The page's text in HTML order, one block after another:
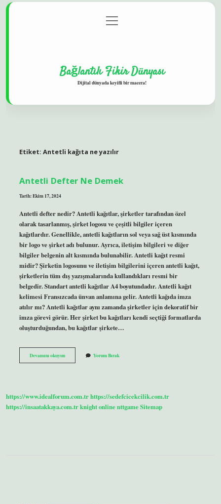
Gizlilik Politikası
menüyü
aç
Bağlantılı Fikir Dünyası
Dijital dünyada keyifli bir macera!
Etiket: Antetli kağıta ne yazılır
Antetli Defter Ne Demek
Tarih: Ekim 17, 2024
Antetli defter nedir? Antetli kağıtlar, şirketler tarafından özel
olarak tasarlanmış, şirket logosu ve çeşitli bilgiler içeren
kağıtlardır. Genellikle, antetli kağıtların sol veya sağ üst kısmında
bir logo ve şirket adı bulunur. Ayrıca, iletişim bilgileri ve diğer
bilgiler belgenin alt kısmında bulunabilir. Antetli kağıt resmi
midir? Şirketin logosunu ve iletişim bilgilerini içeren antetli kağıt,
şirketlerin tüm dış yazışmalarında kullandıkları resmi bir
belgedir. Standart antetli kağıtlar A4 boyutundadır. Antetli kağıt
kelimesi Fransızcada ünvan anlamına gelir. Antetli kağıda imza
atılır mı? Antetli kağıtlar aynı zamanda şirketler için dekoratif bir
imza görevi görür. Her şirket bu kağıtları kendi seçtiği formatlarda
oluşturduğundan, bu kağıtlar şirkete…
Devamını okuyunAntetli
Defter
Yorum Bırak
https://www.idealforum.com.trhttps://sedefcicekcilik.com.tr
https://insaatakkaya.com.trknight onlinenttgameSitemap